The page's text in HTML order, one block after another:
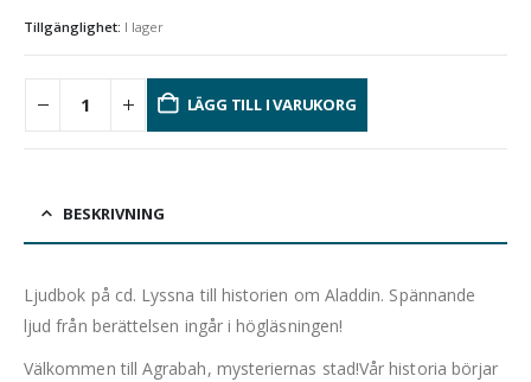
Tillgänglighet: I lager
LÄGG TILL I VARUKORG
BESKRIVNING
Ljudbok på cd. Lyssna till historien om Aladdin. Spännande
ljud från berättelsen ingår i högläsningen!
Välkommen till Agrabah, mysteriernas stad!Vår historia börjar